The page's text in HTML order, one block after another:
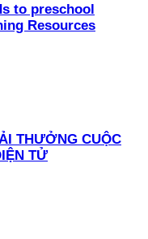
to preschool
Resources
THƯỞNG CUỘC
TỬ